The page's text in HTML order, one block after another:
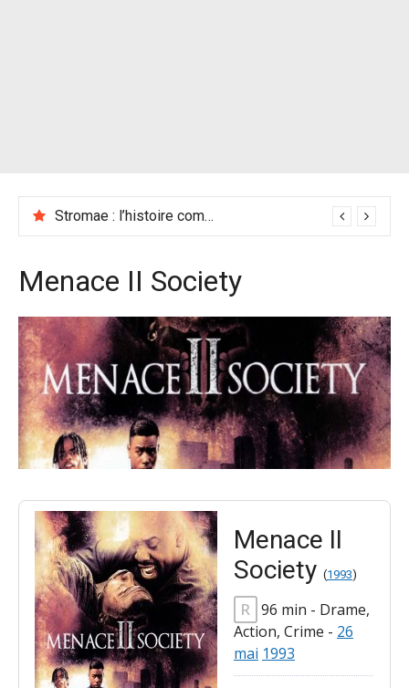
Stromae : l’histoire complète d’un phénomène musical
Menace II Society
Menace II
Society (1993)
R 96 min - Drame,
Action, Crime - 26
mai 1993